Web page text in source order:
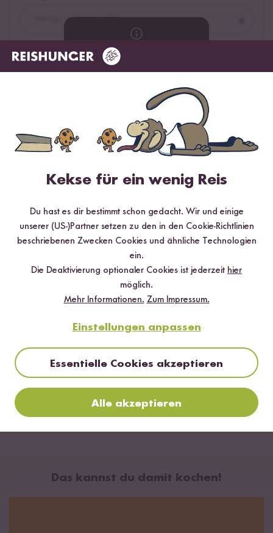
Wähle zuerst
deine Zubereitungsmethode
Flüssigkeit
Jetzt kaufen
Das kannst du damit kochen!
Kekse für ein wenig Reis
Du hast es dir bestimmt schon gedacht. Wir und einige
unserer (US-)Partner setzen zu den in den Cookie-Richtlinien
beschriebenen Zwecken Cookies und ähnliche Technologien
ein.
Die Deaktivierung optionaler Cookies ist jederzeit hier
möglich.
Mehr Informationen. Zum Impressum.
Einstellungen anpassen
Essentielle Cookies akzeptieren
Alle akzeptieren